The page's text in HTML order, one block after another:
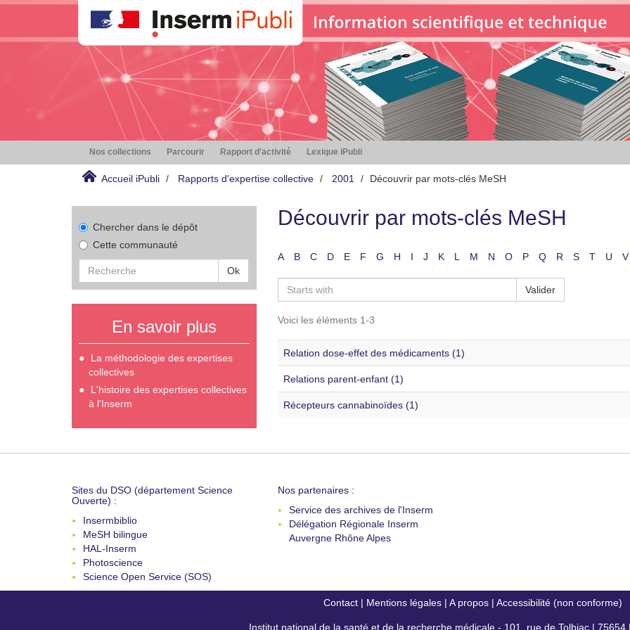
Nos collections Parcourir Rapport d'activité Lexique iPubli
Accueil iPubli Rapports d'expertise collective 2001 Découvrir par mots-clés MeSH
Chercher dans le dépôt
Cette communauté
Ok
En savoir plus
La méthodologie des expertises
collectives
L'histoire des expertises collectives
à l'Inserm
Découvrir par mots-clés MeSH
A B C D E F G H I J K L M N O P Q R S T U V
Valider
Voici les éléments 1-3
Relation dose-effet des médicaments (1)
Relations parent-enfant (1)
Récepteurs cannabinoïdes (1)
Sites du DSO (département Science
Ouverte) :
Insermbiblio
MeSH bilingue
HAL-Inserm
Photoscience
Science Open Service (SOS)
Nos partenaires :
Service des archives de l'Inserm
Délégation Régionale Inserm
Auvergne Rhône Alpes
Contact| Mentions légales| A propos| Accessibilité (non conforme)
Institut national de la santé et de la recherche médicale - 101, rue de Tolbiac | 75654